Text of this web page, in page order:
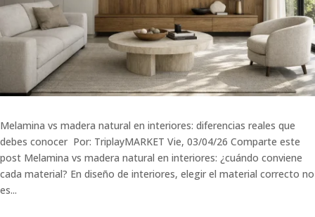
Melamina vs madera natural en interiores: diferencias reales que
debes conocer Por: TriplayMARKET Vie, 03/04/26 Comparte este
post Melamina vs madera natural en interiores: ¿cuándo conviene
cada material? En diseño de interiores, elegir el material correcto no
es...